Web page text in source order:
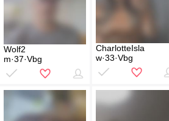
Wolf2
m·37·Vbg
CharlotteIsla
w·33·Vbg